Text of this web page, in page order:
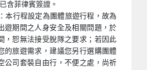
含菲律賓簽證。
本行程設定為團體旅遊行程，故為
遊期間之人身安全及相關問題，於
，恕無法接受脫隊之要求；若因此
的旅遊需求，建議您另行選購團體
公司套裝自由行，不便之處，尚祈